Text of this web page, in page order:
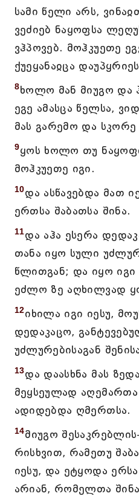
სამი წელი არს,
ვეძიებ ნაყოფსა
ვჰპოვებ. მოჰკუეთე
ქუეყანაჲცა
8ხოლო მან მიუგო და
ეგე ამასცა წელსა,
მას გარემო და სკორე
9ყოს ხოლო თუ
მოჰკუეთე იგი.
10და ასწავებდა მათ
ერთსა შაბათსა შინა.
11და აჰა ესერა
თანა იყო სული
წლითგან; და იყო
ეძლო ზე აღხილვად
12იხილა იგი იესუ,
დედაკაცო,
უძლურებისაგან
13და დაასხნა მას
მეყსეულად
ადიდებდა ღმერთსა.
14მიუგო
რისხვით, რამეთუ
იესუ, და ეტყოდა
არიან, რომელთა